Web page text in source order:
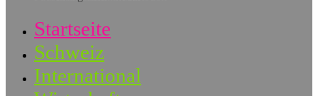
Startseite
Schweiz
International